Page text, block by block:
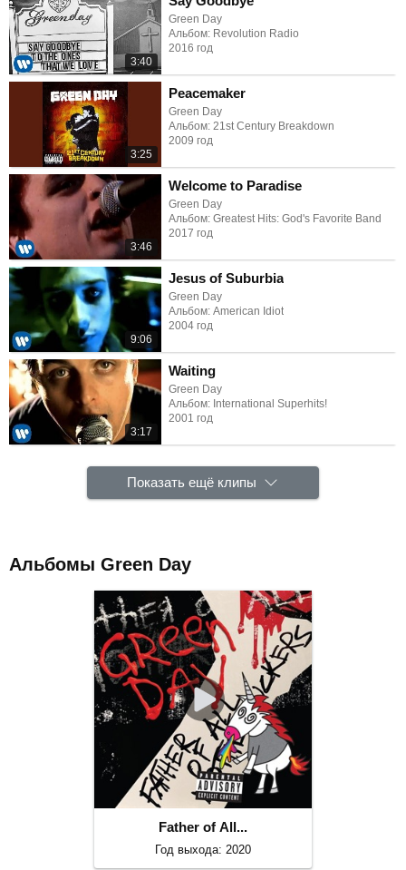
3:40
Green Day
Альбом: Revolution Radio
2016 год
3:25
Peacemaker
Green Day
Альбом: 21st Century Breakdown
2009 год
3:46
Welcome to Paradise
Green Day
Альбом: Greatest Hits: God's Favorite Band
2017 год
9:06
Jesus of Suburbia
Green Day
Альбом: American Idiot
2004 год
3:17
Waiting
Green Day
Альбом: International Superhits!
2001 год
Показать ещё клипы
Альбомы Green Day
Father of All...
Год выхода: 2020